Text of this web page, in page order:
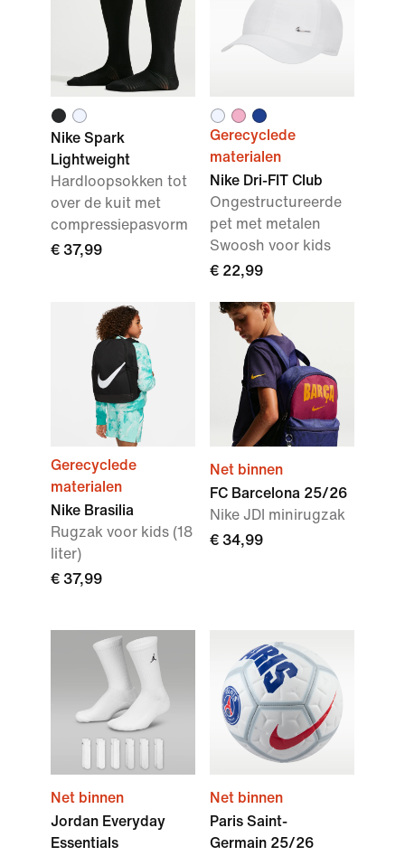
Nike Spark
Lightweight
Hardloopsokken tot
over de kuit met
compressiepasvorm
€ 37,99
Gerecyclede
materialen
Nike Dri-FIT Club
Ongestructureerde
pet met metalen
Swoosh voor kids
€ 22,99
Gerecyclede
materialen
Nike Brasilia
Rugzak voor kids (18
liter)
€ 37,99
Net binnen
FC Barcelona 25/26
Nike JDI minirugzak
€ 34,99
Net binnen
Jordan Everyday
Essentials
Net binnen
Paris Saint-
Germain 25/26